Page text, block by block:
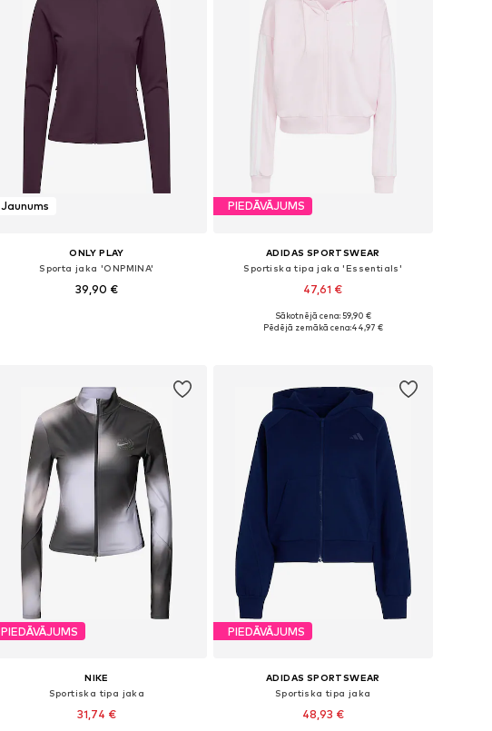
Jaunums
ONLY PLAY
Sporta jaka 'ONPMINA'
39,90 €
PIEDĀVĀJUMS
ADIDAS SPORTSWEAR
Sportiska tipa jaka 'Essentials'
47,61 €
Sākotnējā cena: 59,90 €
Pēdējā zemākā cena:44,97 €
PIEDĀVĀJUMS
NIKE
Sportiska tipa jaka
31,74 €
PIEDĀVĀJUMS
ADIDAS SPORTSWEAR
Sportiska tipa jaka
48,93 €